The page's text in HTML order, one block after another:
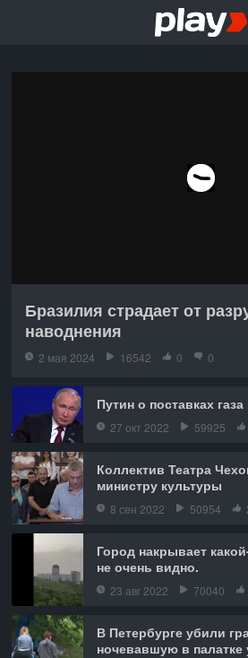
Бразилия страдает от
наводнения
2 мая 2024 16542 0 0
Путин о поставках
27 окт 2022 59925
Коллектив Театра
министру культуры
8 сен 2022 50954
Город накрывает
не очень видно.
23 авг 2022 70040
В Петербурге убили
ночевавшую в палатке